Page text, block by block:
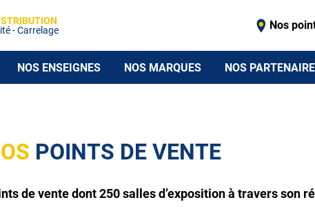
- Carrelage
Nos
NOS ENSEIGNES NOS MARQUES NOS
POINTS DE VENTE
de vente dont 250 salles d’exposition à travers son